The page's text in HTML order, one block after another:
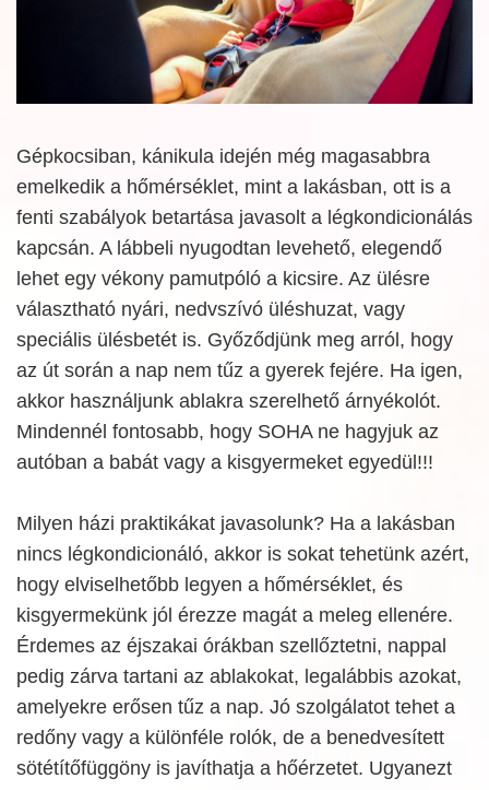
Gépkocsiban, kánikula idején még magasabbra
emelkedik a hőmérséklet, mint a lakásban, ott is a
fenti szabályok betartása javasolt a légkondicionálás
kapcsán. A lábbeli nyugodtan levehető, elegendő
lehet egy vékony pamutpóló a kicsire. Az ülésre
választható nyári, nedvszívó üléshuzat, vagy
speciális ülésbetét is. Győződjünk meg arról, hogy
az út során a nap nem tűz a gyerek fejére. Ha igen,
akkor használjunk ablakra szerelhető árnyékolót.
Mindennél fontosabb, hogy SOHA ne hagyjuk az
autóban a babát vagy a kisgyermeket egyedül!!!
Milyen házi praktikákat javasolunk? Ha a lakásban
nincs légkondicionáló, akkor is sokat tehetünk azért,
hogy elviselhetőbb legyen a hőmérséklet, és
kisgyermekünk jól érezze magát a meleg ellenére.
Érdemes az éjszakai órákban szellőztetni, nappal
pedig zárva tartani az ablakokat, legalábbis azokat,
amelyekre erősen tűz a nap. Jó szolgálatot tehet a
redőny vagy a különféle rolók, de a benedvesített
sötétítőfüggöny is javíthatja a hőérzetet. Ugyanezt